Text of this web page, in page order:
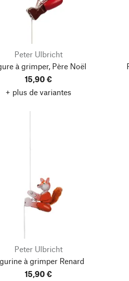
Peter Ulbricht
à grimper, Père Noël
15,90 €
+ plus de variantes
Peter Ulbricht
à grimper Renard
15,90 €